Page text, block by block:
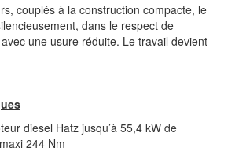
couplés à la construction compacte, le
dans le respect de
une usure réduite. Le travail devient
diesel Hatz jusqu’à 55,4 kW de
244 Nm